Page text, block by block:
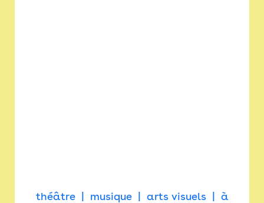
théâtre musique arts visuels
à